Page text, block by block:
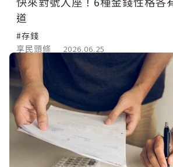
道
#存錢
享民頭條
2026.06.25